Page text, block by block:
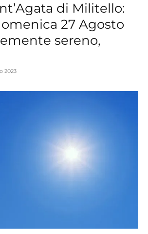
di Militello:
27 Agosto
sereno,
2023